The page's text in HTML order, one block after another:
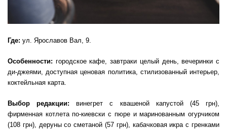
Где: ул. Ярославов Вал, 9.
Особенности: городское кафе, завтраки целый день, вечеринки с
ди-джеями, доступная ценовая политика, стилизованный интерьер,
коктейльная карта.
Выбор редакции: винегрет с квашеной капустой (45 грн),
фирменная котлета по-киевски с пюре и маринованным огурчиком
(108 грн), деруны со сметаной (57 грн), кабачковая икра с гренками